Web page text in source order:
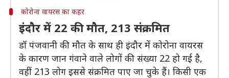
कोरोना वायरस का कहर
इंदौर में 22 की मौत, 213 संक्रमित
डॉ पंजवानी की मौत के साथ ही इंदौर में कोरोना वायरस
के कारण जान गंवाने वाले लोगों की संख्या 22 हो गई है,
वहीं 213 लोग इससे संक्रमित पाए जा चुके हैं। किसी एक